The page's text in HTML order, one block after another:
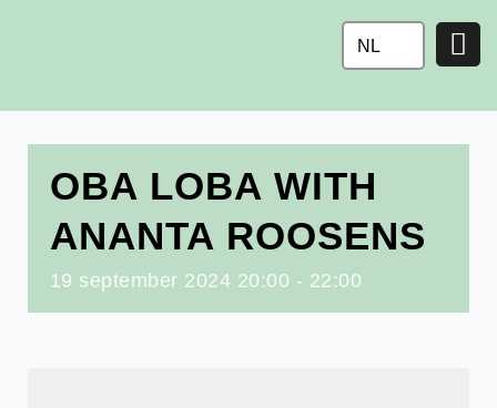
NL
OBA LOBA WITH
ANANTA ROOSENS
19 september 2024 20:00 - 22:00